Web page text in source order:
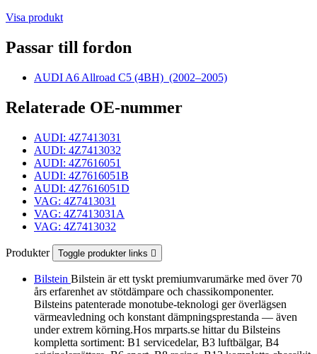
Visa produkt
Passar till fordon
AUDI A6 Allroad C5 (4BH) (2002–2005)
Relaterade OE-nummer
AUDI: 4Z7413031
AUDI: 4Z7413032
AUDI: 4Z7616051
AUDI: 4Z7616051B
AUDI: 4Z7616051D
VAG: 4Z7413031
VAG: 4Z7413031A
VAG: 4Z7413032
Produkter Toggle produkter links 
Bilstein Bilstein är ett tyskt premiumvarumärke med över 70
års erfarenhet av stötdämpare och chassikomponenter.
Bilsteins patenterade monotube-teknologi ger överlägsen
värmeavledning och konstant dämpningsprestanda — även
under extrem körning.Hos mrparts.se hittar du Bilsteins
kompletta sortiment: B1 servicedelar, B3 luftbälgar, B4